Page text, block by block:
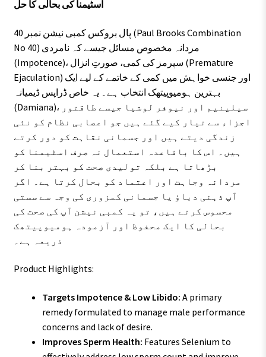
اسٹیمنا کی بحالی کا حل
پال بروکس کمبی نیشن نمبر 40 (Paul Brooks Combination
No 40) مردانہ مخصوص مسائل جیسے کہ نامردی
(Impotence)، سپرمز کی کمی، صورتِ انزال (Premature
Ejaculation) اور جنسی خواہش میں کمی کے خاتمے کے لیے ایک
بہترین ہومیوپیتھک انتخاب ہے۔ یہ خاص ڈراپس ڈیمیانہ
(Damiana)، سیلینیم اور نیوفر لوشیا جیسے طاقتور
اجزاء سے تیار کیے گئے ہیں جو اعصابی نظام کو نئی
زندگی دیتے ہیں اور جسمانی نقاہت کو دور کرتے
ہیں۔ اس کا باقاعدہ استعمال نہ صرف اسٹیمنا کو
بڑھاتا ہے بلکہ تولیدی صحت کو بہتر بنا کر
مردانہ وجاہت اور اعتماد کو بحال کرتا ہے۔ اگر
آپ ذہنی دباؤ یا جسمانی کمزوری کی وجہ سے سستی
محسوس کرتے ہیں، تو یہ کمبی نیشن آپ کی صحت کی
بحالی کا ایک محفوظ اور آزمودہ ہومیوپیتھک
ذریعہ ہے۔
Product Highlights:
Targets Impotence & Low Libido: A primary
remedy formulated to manage male performance
concerns and lack of desire.
Improves Sperm Health: Features Selenium to